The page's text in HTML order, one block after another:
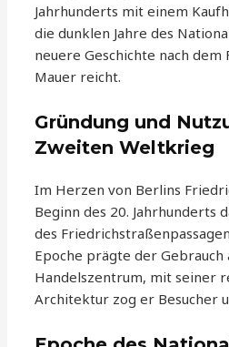
Jahrhunderts mit einem
die dunklen Jahre des
neuere Geschichte nach
Mauer reicht.
Gründung und
Zweiten Weltkrieg
Im Herzen von Berlins
Beginn des 20. Jahrhunderts
des
Epoche prägte der Gebrauch
Handelszentrum, mit seiner
Architektur zog er Besucher